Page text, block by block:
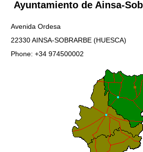
Ayuntamiento de Ainsa-
Avenida Ordesa
22330 AINSA-SOBRARBE (HUESCA)
Phone: +34 974500002